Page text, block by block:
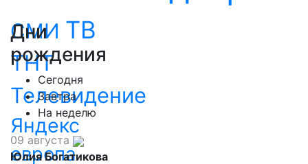
СМИ ТВ
ТНТ
Телевидение
Яндекс
европа
Дни
рождения
Сегодня
Завтра
На неделю
09 августа
Юлия Богатикова